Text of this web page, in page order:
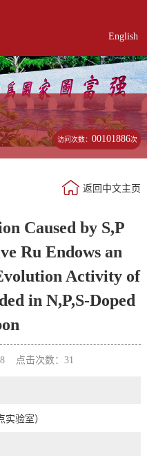
English
访问次数：00101886次
返回中文主页
Caused by S,P
Ru Endows an
Activity of
in N,P,S-Doped
点击次数： 31
验室）